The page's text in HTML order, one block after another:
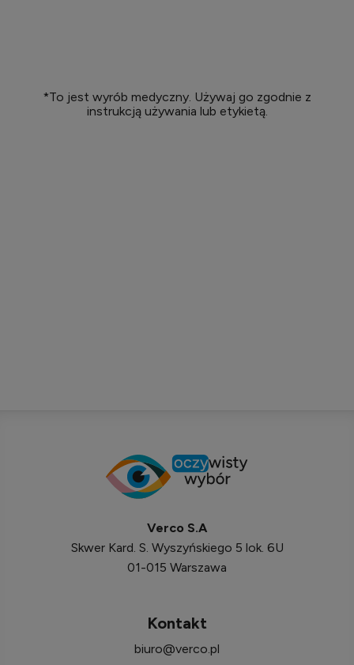
*To jest wyrób medyczny. Używaj go zgodnie z
instrukcją używania lub etykietą.
Verco S.A
Skwer Kard. S. Wyszyńskiego 5 lok. 6U
01-015 Warszawa
Kontakt
biuro@verco.pl